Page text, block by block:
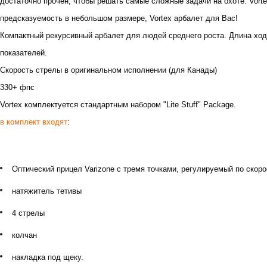
предсказуемость в небольшом размере, Vortex арбалет для Вас!
Компактный рекурсивный арбалет для людей среднего роста. Длина
показателей.
Скорость стрелы в оригинальном исполнении (для Канады)
330+ фпс
Vortex комплектуется стандартным набором "Lite Stuff" Package.
в комплект входят:
Оптический прицел Varizone с тремя точками, регулируемый по
натяжитель тетивы
4 стрелы
колчан
накладка под щеку.